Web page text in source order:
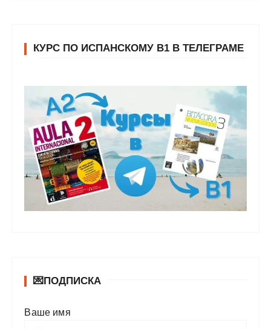
КУРС ПО ИСПАНСКОМУ В1 В ТЕЛЕГРАМЕ
💌ПОДПИСКА
Ваше имя